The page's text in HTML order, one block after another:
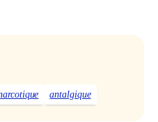
antalgique